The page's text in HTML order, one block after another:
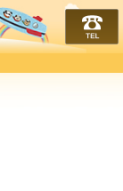
蔵前幼